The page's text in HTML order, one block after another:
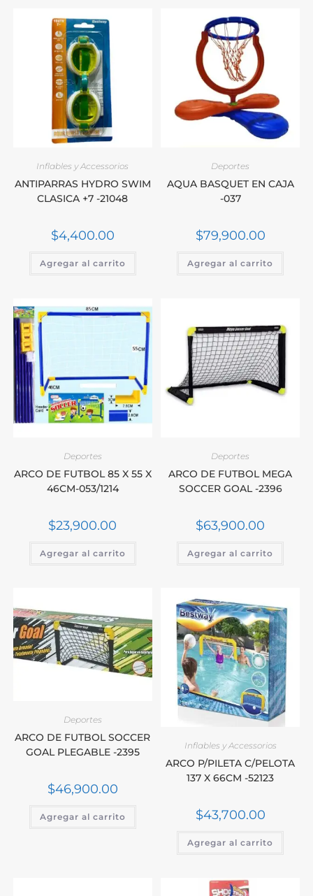
Inflables y Accessorios
ANTIPARRAS HYDRO SWIM
CLASICA +7 -21048
$4,400.00
Agregar al carrito
Deportes
AQUA BASQUET EN CAJA
-037
$79,900.00
Agregar al carrito
Deportes
ARCO DE FUTBOL 85 X 55 X
46CM-053/1214
$23,900.00
Agregar al carrito
Deportes
ARCO DE FUTBOL MEGA
SOCCER GOAL -2396
$63,900.00
Agregar al carrito
Deportes
ARCO DE FUTBOL SOCCER
GOAL PLEGABLE -2395
$46,900.00
Agregar al carrito
Inflables y Accessorios
ARCO P/PILETA C/PELOTA
137 X 66CM -52123
$43,700.00
Agregar al carrito